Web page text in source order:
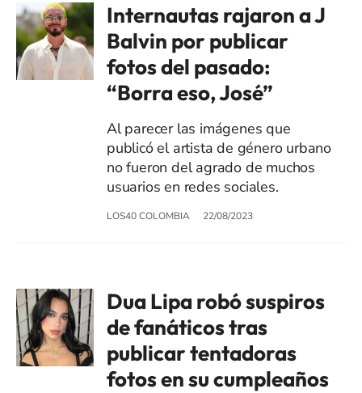
Internautas rajaron a J
Balvin por publicar
fotos del pasado:
“Borra eso, José”
Al parecer las imágenes que
publicó el artista de género urbano
no fueron del agrado de muchos
usuarios en redes sociales.
LOS40 COLOMBIA 22/08/2023
Dua Lipa robó suspiros
de fanáticos tras
publicar tentadoras
fotos en su cumpleaños